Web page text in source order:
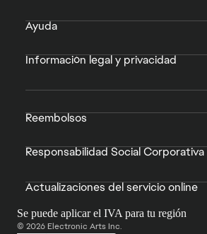
Ayuda
Información legal y privacidad
Reembolsos
Responsabilidad Social Corporativa
Actualizaciones del servicio online
Se puede aplicar el IVA para tu región
© 2026 Electronic Arts Inc.